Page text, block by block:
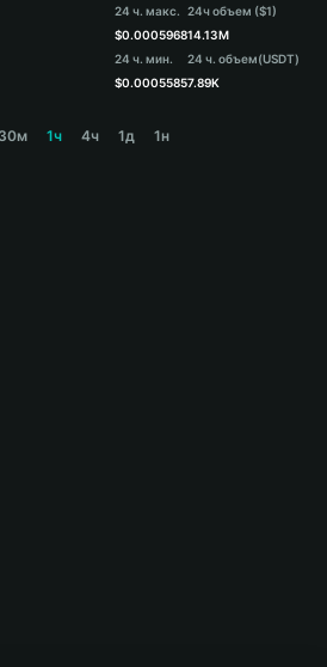
24 ч. макс.
$0.0005968
24 ч. мин.
$0.0005585
24ч объем ($1)
14.13M
24 ч. объем(USDT)
7.89K
30м 1ч 4ч 1д 1н